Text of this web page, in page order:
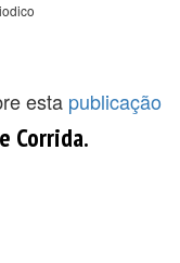
esta publicação
Corrida.